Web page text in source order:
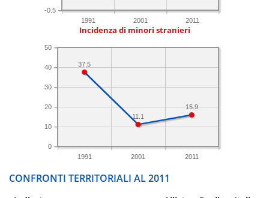
1991 2001 2011
-0.5
Incidenza di minori stranieri
1991 2001 2011
0
10
20
30
40
50
15.9
11.1
37.5
CONFRONTI TERRITORIALI AL 2011